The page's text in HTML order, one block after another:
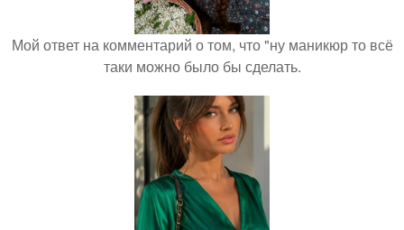
Мой ответ на комментарий о том, что "ну маникюр то всё
таки можно было бы сделать.